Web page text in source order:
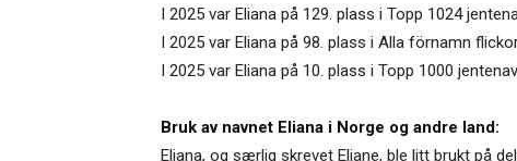
I 2025 var Eliana på 129. plass i Topp 1024
I 2025 var Eliana på 98. plass i Alla förnamn
I 2025 var Eliana på 10. plass i Topp 1000
Bruk av navnet Eliana i Norge og andre land:
Eliana, og særlig skrevet Eliane, ble litt brukt på